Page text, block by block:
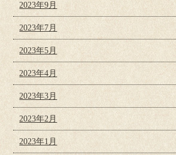
2023年9月
2023年7月
2023年5月
2023年4月
2023年3月
2023年2月
2023年1月